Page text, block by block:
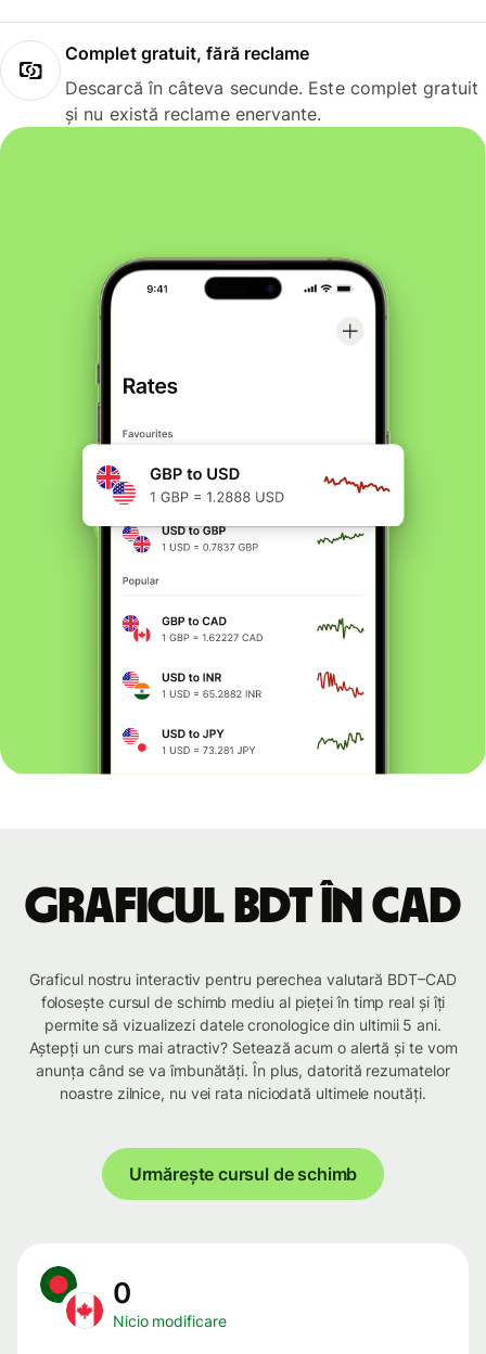
Complet gratuit, fără reclame
Descarcă în câteva secunde. Este complet gratuit
și nu există reclame enervante.
Graficul BDT în CAD
Graficul nostru interactiv pentru perechea valutară BDT–CAD
folosește cursul de schimb mediu al pieței în timp real și îți
permite să vizualizezi datele cronologice din ultimii 5 ani.
Aștepți un curs mai atractiv? Setează acum o alertă și te vom
anunța când se va îmbunătăți. În plus, datorită rezumatelor
noastre zilnice, nu vei rata niciodată ultimele noutăți.
Urmărește cursul de schimb
0
Nicio modificare